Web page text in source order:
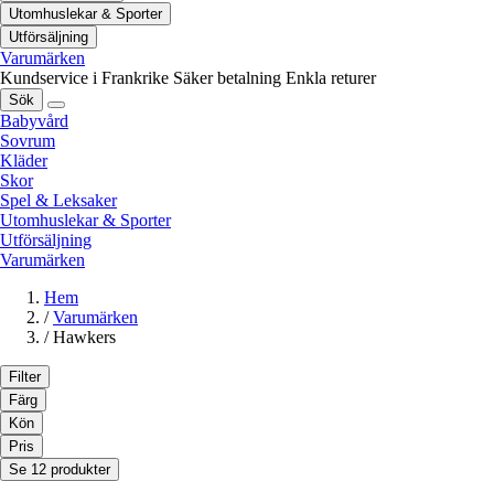
Utomhuslekar & Sporter
Utförsäljning
Varumärken
Kundservice i Frankrike Säker betalning Enkla returer
Sök
Babyvård
Sovrum
Kläder
Skor
Spel & Leksaker
Utomhuslekar & Sporter
Utförsäljning
Varumärken
Hem
/ Varumärken
/ Hawkers
Filter
Färg
Kön
Pris
Se 12 produkter